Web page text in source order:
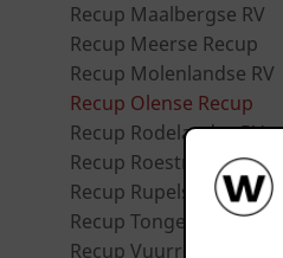
Recup Maalbergse RV
Recup Meerse Recup
Recup Molenlandse RV
Recup Olense Recup
Recup Rodelandse RV
Recup Roestrood
Recup Rupelse RV
Recup Tongerse RV
Recup Vuurrood